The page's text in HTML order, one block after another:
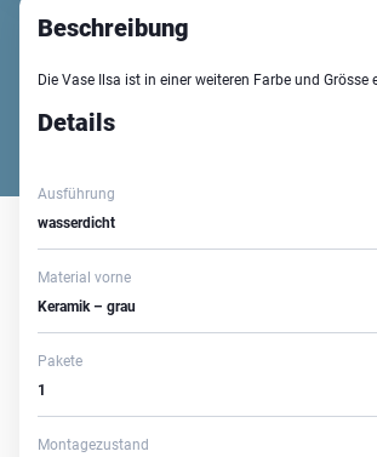
Beschreibung
Die Vase Ilsa ist in einer weiteren Farbe und Grösse
Details
Ausführung
wasserdicht
Material vorne
Keramik – grau
Pakete
1
Montagezustand